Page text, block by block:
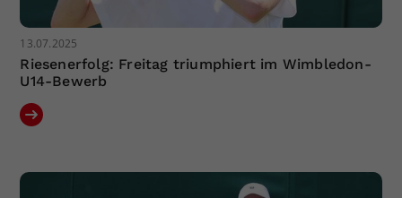
13.07.2025
Riesenerfolg: Freitag triumphiert im Wimbledon-
U14-Bewerb